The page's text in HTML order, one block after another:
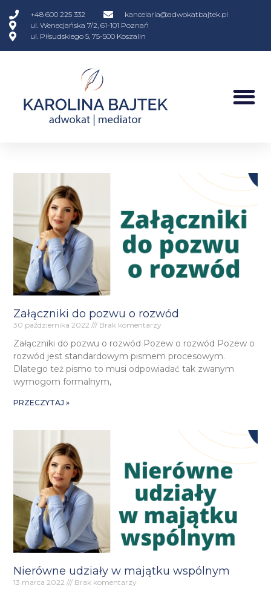
+48 600 225 332
kancelaria@adwokatbajtek.pl
ul. Wenecjańska 7/2, 61-101 Poznań
ul. Piłsudskiego 5, 75-500 Koszalin
Załączniki do pozwu o rozwód
30 października 2022 Brak komentarzy
Załączniki do pozwu o rozwód Pozew o rozwód Pozew o
rozwód jest standardowym pismem procesowym.
Dlatego też pismo to musi odpowiadać tak zwanym
wymogom formalnym,
PRZECZYTAJ »
Nierówne udziały w majątku wspólnym
13 marca 2022 Brak komentarzy